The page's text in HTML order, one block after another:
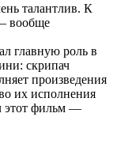
талантлив. К
вообще
главную роль в
скрипач
произведения
их исполнения
этот фильм —